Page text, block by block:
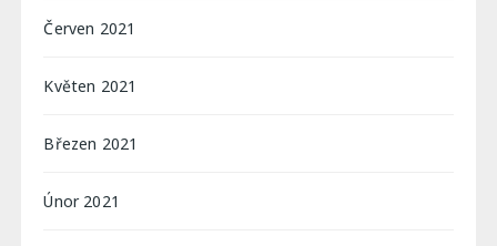
Červen 2021
Květen 2021
Březen 2021
Únor 2021